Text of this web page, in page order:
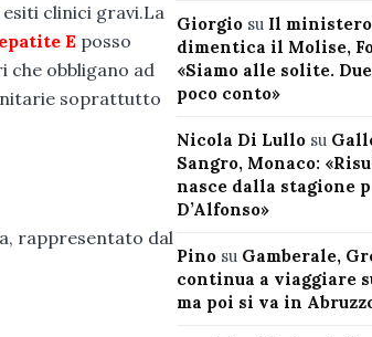
clinici gravi.La
epatite E posso
che obbligano ad
soprattutto
rappresentato dal
Giorgiosu Il
dimentica il Molise,
«Siamo alle solite.
poco conto»
Nicola Di Lullosu
Sangro, Monaco:
nasce dalla stagione
D’Alfonso»
Pinosu Gamberale,
continua a viaggiare
ma poi si va in